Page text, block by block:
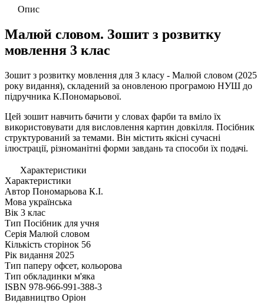
Опис
Малюй словом. Зошит з розвитку
мовлення 3 клас
Зошит з розвитку мовлення для 3 класу - Малюй словом (2025
року видання), складений за оновленою програмою НУШ до
підручника К.Пономарьової.
Цей зошит навчить бачити у словах фарби та вміло їх
використовувати для висловлення картин довкілля. Посібник
структурований за темами. Він містить якісні сучасні
ілюстрації, різноманітні форми завдань та способи їх подачі.
Характеристики
Характеристики
Автор Пономарьова К.І.
Мова українська
Вік 3 клас
Тип Посібник для учня
Серія Малюй словом
Кількість сторінок 56
Рік видання 2025
Тип паперу офсет, кольорова
Тип обкладинки м'яка
ISBN 978-966-991-388-3
Видавництво Оріон